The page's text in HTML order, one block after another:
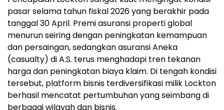
pasar selama tahun fiskal 2026 yang berakhir pada
tanggal 30 April. Premi asuransi properti global
menurun seiring dengan peningkatan kemampuan
dan persaingan, sedangkan asuransi Aneka
(casualty) di A.S. terus menghadapi tren tekanan
harga dan peningkatan biaya klaim. Di tengah kondisi
tersebut, platform bisnis terdiversifikasi milik Lockton
berhasil mencatat pertumbuhan yang seimbang di
berbagai wilayah dan bisnis.